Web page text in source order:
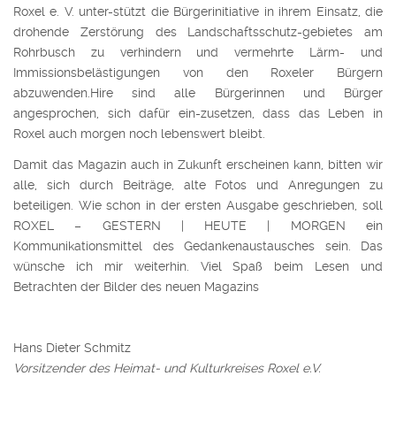
Roxel e. V. unter-stützt die Bürgerinitiative in ihrem Einsatz, die
drohende Zerstörung des Landschaftsschutz-gebietes am
Rohrbusch zu verhindern und vermehrte Lärm- und
Immissionsbelästigungen von den Roxeler Bürgern
abzuwenden.Hire sind alle Bürgerinnen und Bürger
angesprochen, sich dafür ein-zusetzen, dass das Leben in
Roxel auch morgen noch lebenswert bleibt.
Damit das Magazin auch in Zukunft erscheinen kann, bitten wir
alle, sich durch Beiträge, alte Fotos und Anregungen zu
beteiligen. Wie schon in der ersten Ausgabe geschrieben, soll
ROXEL – GESTERN | HEUTE | MORGEN ein
Kommunikationsmittel des Gedankenaustausches sein. Das
wünsche ich mir weiterhin. Viel Spaß beim Lesen und
Betrachten der Bilder des neuen Magazins
Hans Dieter Schmitz
Vorsitzender des Heimat- und Kulturkreises Roxel e.V.